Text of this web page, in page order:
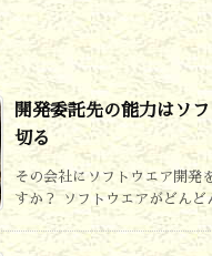
開発委託先の能力はソ
切る
その会社にソフトウエア開発
すか？ ソフトウエアがどんど